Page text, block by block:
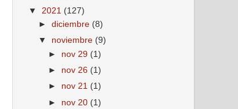
▼ 2021 (127)
►diciembre (8)
▼ noviembre (9)
► nov 29 (1)
► nov 26 (1)
► nov 21 (1)
► nov 20 (1)